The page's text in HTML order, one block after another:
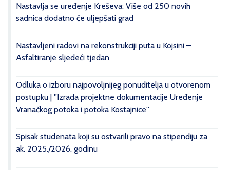
Nastavlja se uređenje Kreševa: Više od 250 novih
sadnica dodatno će uljepšati grad
Nastavljeni radovi na rekonstrukciji puta u Kojsini –
Asfaltiranje sljedeći tjedan
Odluka o izboru najpovoljnijeg ponuditelja u otvorenom
postupku | ''Izrada projektne dokumentacije Uređenje
Vranačkog potoka i potoka Kostajnice''
Spisak studenata koji su ostvarili pravo na stipendiju za
ak. 2025./2026. godinu